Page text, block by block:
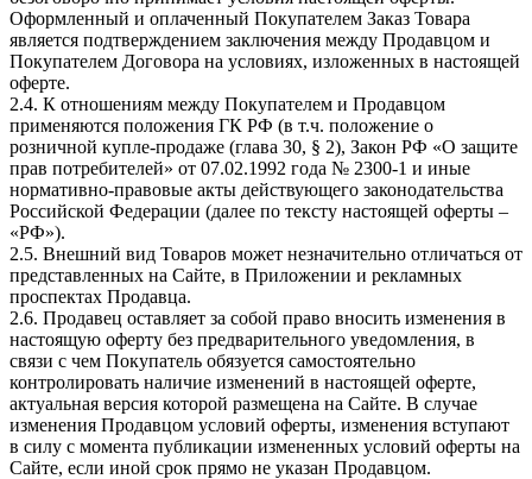
Оформленный и оплаченный Покупателем Заказ Товара
является подтверждением заключения между Продавцом и
Покупателем Договора на условиях, изложенных в настоящей
оферте.
2.4. К отношениям между Покупателем и Продавцом
применяются положения ГК РФ (в т.ч. положение о
розничной купле-продаже (глава 30, § 2), Закон РФ «О защите
прав потребителей» от 07.02.1992 года № 2300-1 и иные
нормативно-правовые акты действующего законодательства
Российской Федерации (далее по тексту настоящей оферты –
«РФ»).
2.5. Внешний вид Товаров может незначительно отличаться от
представленных на Сайте, в Приложении и рекламных
проспектах Продавца.
2.6. Продавец оставляет за собой право вносить изменения в
настоящую оферту без предварительного уведомления, в
связи с чем Покупатель обязуется самостоятельно
контролировать наличие изменений в настоящей оферте,
актуальная версия которой размещена на Сайте. В случае
изменения Продавцом условий оферты, изменения вступают
в силу с момента публикации измененных условий оферты на
Сайте, если иной срок прямо не указан Продавцом.